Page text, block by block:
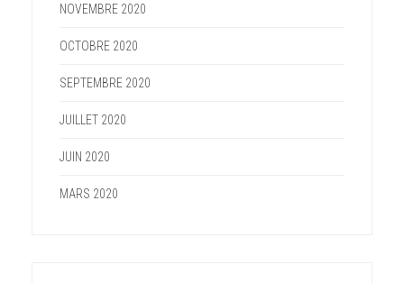
NOVEMBRE 2020
OCTOBRE 2020
SEPTEMBRE 2020
JUILLET 2020
JUIN 2020
MARS 2020